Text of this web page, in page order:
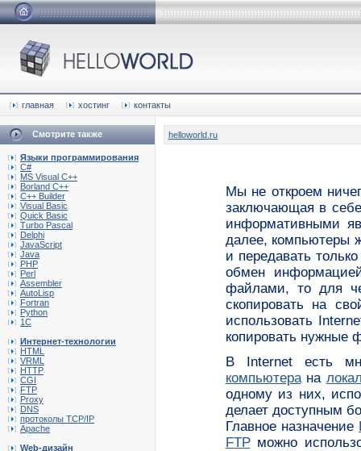
главная хостинг контакты
Смотрите также
Языки программирования
C#
MS Visual C++
Borland C++
C++ Builder
Visual Basic
Quick Basic
Turbo Pascal
Delphi
JavaScript
Java
PHP
Perl
Assembler
AutoLisp
Fortran
Python
1C
Интернет-технологии
HTML
VRML
HTTP
CGI
FTP
Proxy
DNS
протоколы TCP/IP
Apache
Web-дизайн
helloworld.ru
Мы не откроем
заключающая в
информативными
далее, компьютеры
и передавать
обмен
файлами, то для
скопировать на
использовать
копировать нужные
В Internet есть
компьютерана
одному из них,
делает доступным
Главное назначение
FTPможно